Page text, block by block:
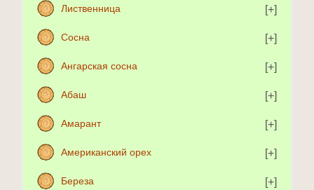
Лиственница
Сосна
Ангарская сосна
Абаш
Амарант
Американский орех
Береза